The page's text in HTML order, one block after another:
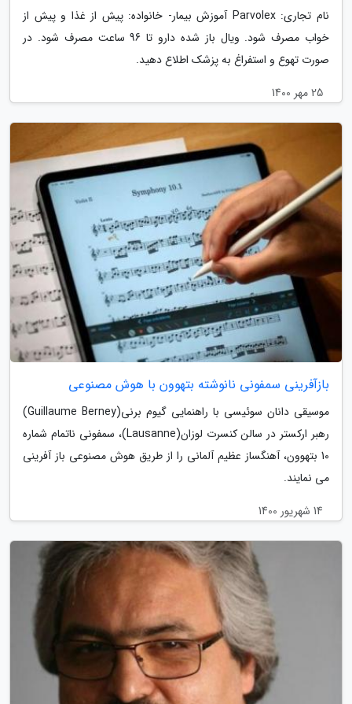
نام تجاری: Parvolex آموزش بیمار- خانواده: پیش از غذا و پیش از
خواب مصرف شود. ویال باز شده دارو تا 96 ساعت مصرف شود. در
صورت تهوع و استفراغ به پزشک اطلاع دهید.
25 مهر 1400
بازآفرینی سمفونی نانوشته بتهوون با هوش مصنوعی
موسیقی دانان سوئیسی با راهنمایی گیوم برنی(Guillaume Berney)
رهبر ارکستر در سالن کنسرت لوزان(Lausanne)، سمفونی ناتمام شماره
10 بتهوون، آهنگساز عظیم آلمانی را از طریق هوش مصنوعی باز آفرینی
می نمایند.
14 شهریور 1400